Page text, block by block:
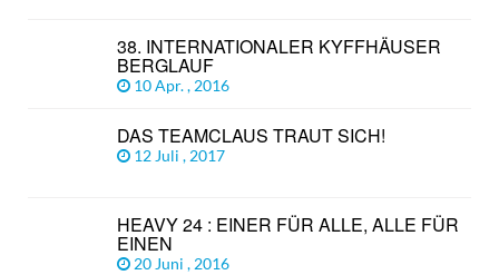
38. INTERNATIONALER KYFFHÄUSER
BERGLAUF
10 Apr. , 2016
DAS TEAMCLAUS TRAUT SICH!
12 Juli , 2017
HEAVY 24 : EINER FÜR ALLE, ALLE FÜR
EINEN
20 Juni , 2016